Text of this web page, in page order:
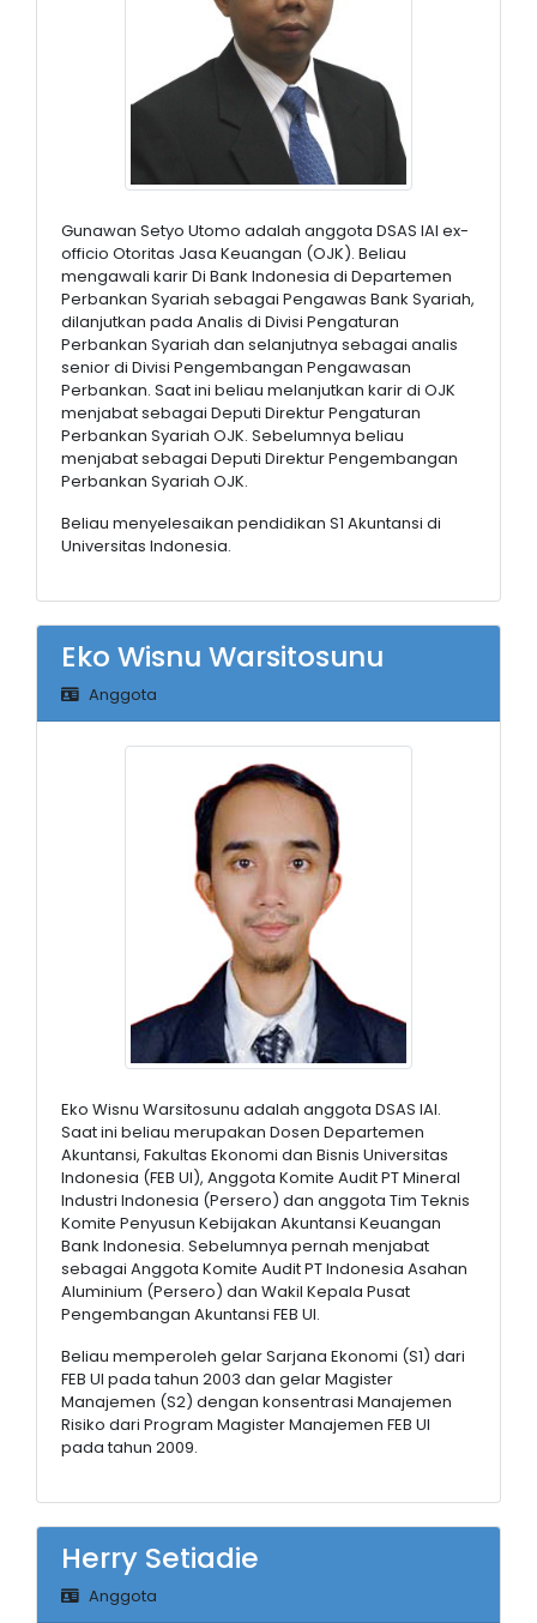
Gunawan Setyo Utomo adalah anggota DSAS IAI ex-
officio Otoritas Jasa Keuangan (OJK). Beliau
mengawali karir Di Bank Indonesia di Departemen
Perbankan Syariah sebagai Pengawas Bank Syariah,
dilanjutkan pada Analis di Divisi Pengaturan
Perbankan Syariah dan selanjutnya sebagai analis
senior di Divisi Pengembangan Pengawasan
Perbankan. Saat ini beliau melanjutkan karir di OJK
menjabat sebagai Deputi Direktur Pengaturan
Perbankan Syariah OJK. Sebelumnya beliau
menjabat sebagai Deputi Direktur Pengembangan
Perbankan Syariah OJK.
Beliau menyelesaikan pendidikan S1 Akuntansi di
Universitas Indonesia.
Eko Wisnu Warsitosunu
Anggota
Eko Wisnu Warsitosunu adalah anggota DSAS IAI.
Saat ini beliau merupakan Dosen Departemen
Akuntansi, Fakultas Ekonomi dan Bisnis Universitas
Indonesia (FEB UI), Anggota Komite Audit PT Mineral
Industri Indonesia (Persero) dan anggota Tim Teknis
Komite Penyusun Kebijakan Akuntansi Keuangan
Bank Indonesia. Sebelumnya pernah menjabat
sebagai Anggota Komite Audit PT Indonesia Asahan
Aluminium (Persero) dan Wakil Kepala Pusat
Pengembangan Akuntansi FEB UI.
Beliau memperoleh gelar Sarjana Ekonomi (S1) dari
FEB UI pada tahun 2003 dan gelar Magister
Manajemen (S2) dengan konsentrasi Manajemen
Risiko dari Program Magister Manajemen FEB UI
pada tahun 2009.
Herry Setiadie
Anggota